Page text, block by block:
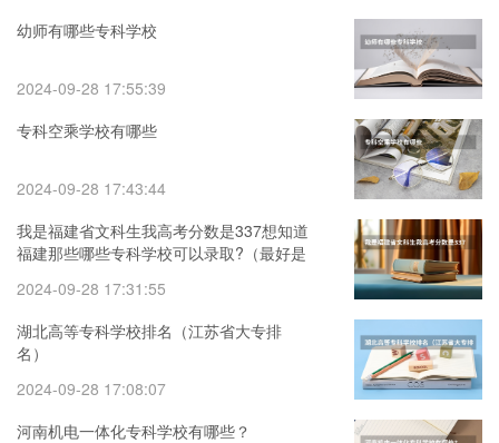
幼师有哪些专科学校
2024-09-28 17:55:39
专科空乘学校有哪些
2024-09-28 17:43:44
我是福建省文科生我高考分数是337想知道
福建那些哪些专科学校可以录取?（最好是
2024-09-28 17:31:55
湖北高等专科学校排名（江苏省大专排
名）
2024-09-28 17:08:07
河南机电一体化专科学校有哪些？